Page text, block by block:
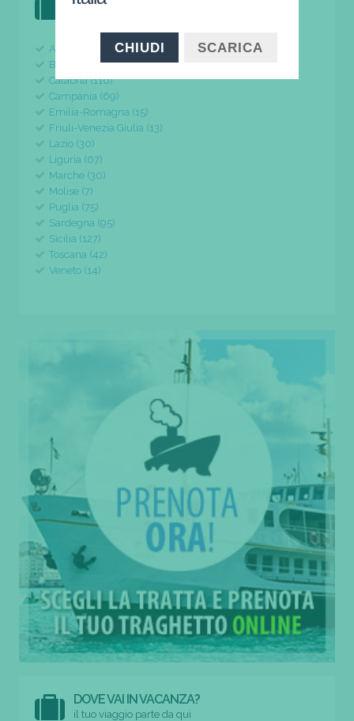
Abruzzo (24)
Basilicata (11)
Calabria (116)
Campania (69)
Emilia-Romagna (15)
Friuli-Venezia Giulia (13)
Lazio (30)
Liguria (67)
Marche (30)
Molise (7)
Puglia (75)
Sardegna (95)
Sicilia (127)
Toscana (42)
Veneto (14)
DOVE VAI IN VACANZA?
il tuo viaggio parte da qui
CHIUDI SCARICA